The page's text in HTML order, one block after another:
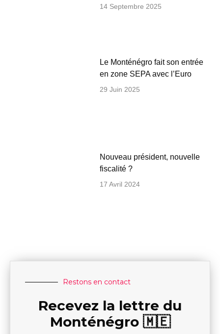
14 Septembre 2025
Le Monténégro fait son entrée
en zone SEPA avec l’Euro
29 Juin 2025
Nouveau président, nouvelle
fiscalité ?
17 Avril 2024
Restons en contact
Recevez la lettre du
Monténégro 🇲🇪